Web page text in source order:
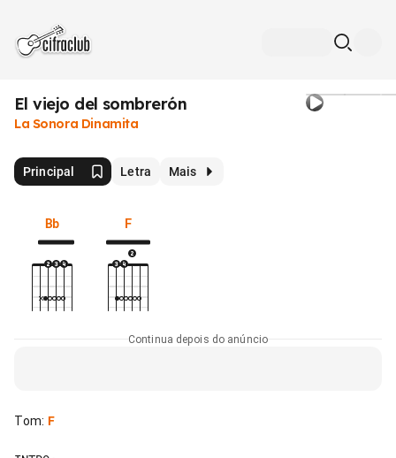
El viejo del sombrerón
La Sonora Dinamita
Principal Letra Mais
Bb F
Continua depois do anúncio
Tom: F